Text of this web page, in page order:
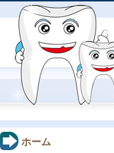
ホーム